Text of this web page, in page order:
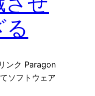
ンク Paragon
ソフトウェア